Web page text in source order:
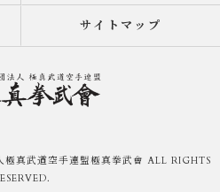
サイトマップ
真武道空手連盟極真拳武會 ALL RIGHTS